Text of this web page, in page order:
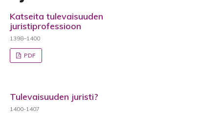
Katseita tulevaisuuden
juristiprofessioon
1398–1400
PDF
Tulevaisuuden juristi?
1400-1407